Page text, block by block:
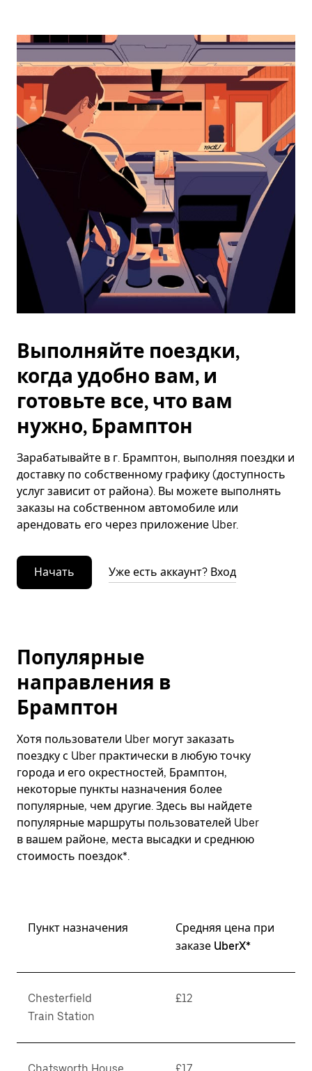
календарю
выбрать
дату.
Чтобы
закрыть
календарь,
нажмите
Esc.
Выполняйте поездки,
когда удобно вам, и
готовьте все, что вам
нужно, Брамптон
Зарабатывайте в г. Брамптон, выполняя поездки и
доставку по собственному графику (доступность
услуг зависит от района). Вы можете выполнять
заказы на собственном автомобиле или
арендовать его через приложение Uber.
Начать Уже есть аккаунт? Вход
Популярные
направления в
Брамптон
Хотя пользователи Uber могут заказать
поездку с Uber практически в любую точку
города и его окрестностей, Брамптон,
некоторые пункты назначения более
популярные, чем другие. Здесь вы найдете
популярные маршруты пользователей Uber
в вашем районе, места высадки и среднюю
стоимость поездок*.
Пункт назначения
Средняя цена при
заказе UberX*
Chesterfield
Train Station
£12